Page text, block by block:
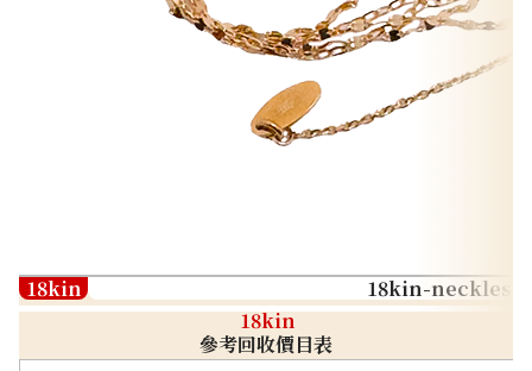
18kin
18kin-neckless
18kin
參考回收價目表